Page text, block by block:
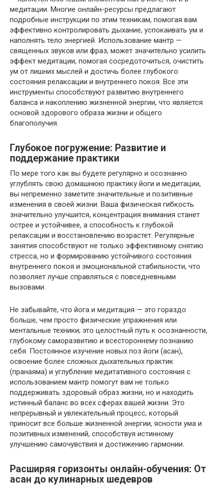
медитации. Многие онлайн-ресурсы предлагают
подробные инструкции по этим техникам, помогая вам
эффективно контролировать дыхание, успокаивать ум и
наполнять тело энергией. Использование мантр —
священных звуков или фраз, может значительно усилить
эффект медитации, помогая сосредоточиться, очистить
ум от лишних мыслей и достичь более глубокого
состояния релаксации и внутреннего покоя. Все эти
инструменты способствуют развитию внутреннего
баланса и накоплению жизненной энергии, что является
основой здорового образа жизни и общего
благополучия.
Глубокое погружение: Развитие и
поддержание практики
По мере того как вы будете регулярно и осознанно
углублять свою домашнюю практику йоги и медитации,
вы непременно заметите значительные и позитивные
изменения в своей жизни. Ваша физическая гибкость
значительно улучшится, концентрация внимания станет
острее и устойчивее, а способность к глубокой
релаксации и восстановлению возрастет. Регулярные
занятия способствуют не только эффективному снятию
стресса, но и формированию устойчивого состояния
внутреннего покоя и эмоциональной стабильности, что
позволяет лучше справляться с повседневными
вызовами.
Не забывайте, что йога и медитация — это гораздо
больше, чем просто физические упражнения или
ментальные техники; это целостный путь к осознанности,
глубокому саморазвитию и всестороннему познанию
себя. Постоянное изучение новых поз йоги (асан),
освоение более сложных дыхательных практик
(пранаяма) и углубление медитативного состояния с
использованием мантр помогут вам не только
поддерживать здоровый образ жизни, но и находить
истинный баланс во всех сферах вашей жизни. Это
непрерывный и увлекательный процесс, который
приносит все больше жизненной энергии, ясности ума и
позитивных изменений, способствуя истинному
улучшению самочувствия и достижению гармонии.
Расширяя горизонты онлайн-обучения: От
асан до кулинарных шедевров